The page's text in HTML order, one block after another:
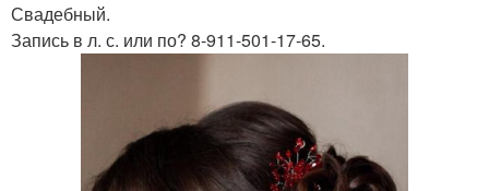
Свадебный.
Запись в л. с. или по? 8-911-501-17-65.